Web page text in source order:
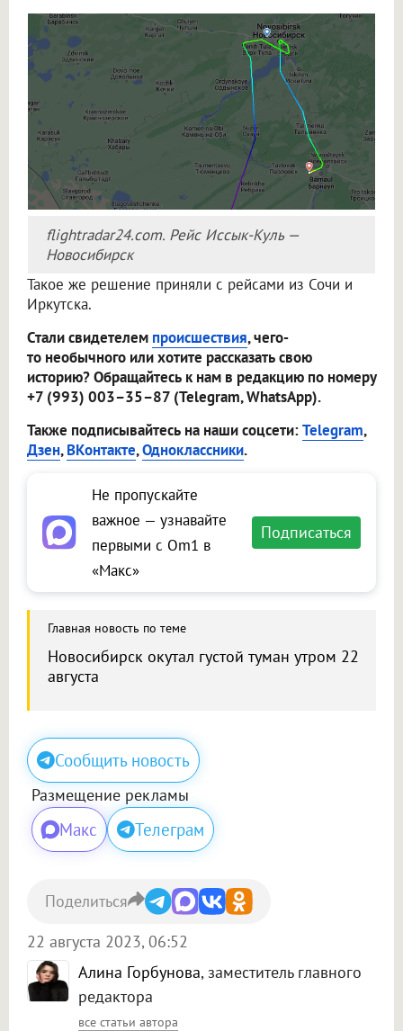
flightradar24.com. Рейс Иссык-Куль —
Новосибирск
Такое же решение приняли с рейсами из Сочи и
Иркутска.
Стали свидетелем происшествия, чего-
то необычного или хотите рассказать свою
историю? Обращайтесь к нам в редакцию по номеру
+7 (993) 003–35–87 (Telegram, WhatsApp).
Также подписывайтесь на наши соцсети:Telegram,
Дзен,ВКонтакте,Одноклассники.
Не пропускайте
важное — узнавайте
первыми с Om1 в
«Макс»
Подписаться
Главная новость по теме
Новосибирск окутал густой туман утром 22
августа
Сообщить новость
Размещение рекламы
Макс Телеграм
Алина Горбунова, заместитель главного
редактора
все статьи автора
22 августа 2023, 06:52
Поделиться